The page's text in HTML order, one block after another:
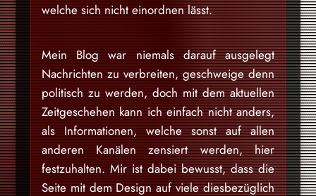
welche sich nicht einordnen lässt.
Mein Blog war niemals darauf ausgelegt
Nachrichten zu verbreiten, geschweige denn
politisch zu werden, doch mit dem aktuellen
Zeitgeschehen kann ich einfach nicht anders,
als Informationen, welche sonst auf allen
anderen Kanälen zensiert werden, hier
festzuhalten. Mir ist dabei bewusst, dass die
Seite mit dem Design auf viele diesbezüglich